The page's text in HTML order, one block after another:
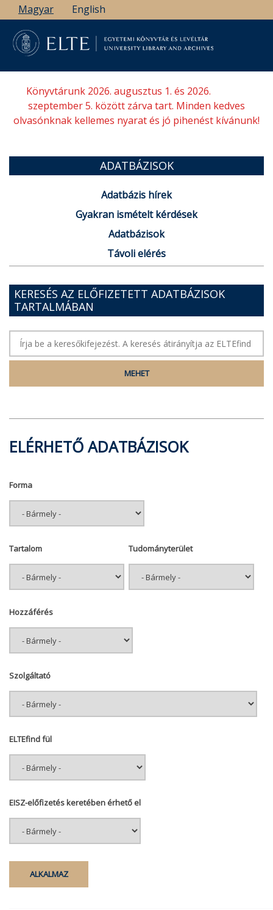
Ugrás
a
tartalomra
Magyar English
Könyvtárunk 2026. augusztus 1. és 2026.
szeptember 5. között zárva tart. Minden kedves
olvasónknak kellemes nyarat és jó pihenést kívánunk!
ADATBÁZISOK
Adatbázis hírek
Gyakran ismételt kérdések
Adatbázisok
Távoli elérés
KERESÉS AZ ELŐFIZETETT ADATBÁZISOK
TARTALMÁBAN
ELÉRHETŐ ADATBÁZISOK
Forma
Tartalom Tudományterület
Hozzáférés
Szolgáltató
ELTEfind fül
EISZ-előfizetés keretében érhető el